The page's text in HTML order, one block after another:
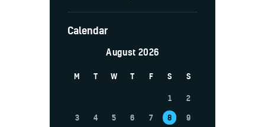
Calendar
August 2026
M T W T F S S
1
2
3
4 5 6 7 8
9